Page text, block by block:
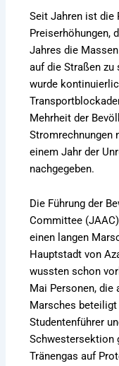
Seit Jahren ist die
Preiserhöhungen,
Jahres die
auf die Straßen zu
wurde
Mehrheit der
Stromrechnungen
einem Jahr der
nachgegeben.
Die Führung der
Committee
einen langen
Hauptstadt von
wussten schon
Mai Personen, die
Marsches beteiligt
Studentenführer
Schwestersektion
Tränengas auf